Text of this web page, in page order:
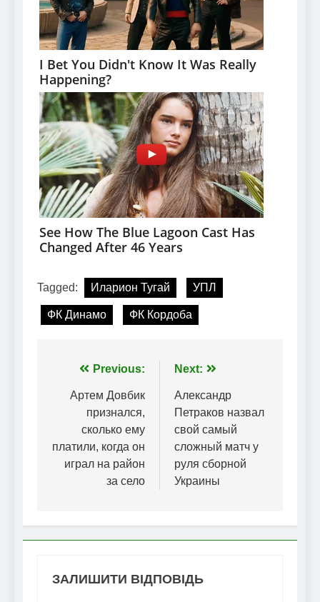
Tagged: Иларион Тугай УПЛ
ФК Динамо ФК Кордоба
Навігація
записів
Previous:
Артем Довбик
признался,
сколько ему
платили, когда он
играл на район
за село
Next:
Александр
Петраков назвал
свой самый
сложный матч у
руля сборной
Украины
ЗАЛИШИТИ ВІДПОВІДЬ